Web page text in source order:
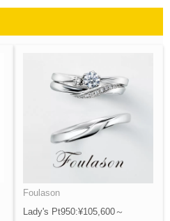
Foulason
Lady's Pt950:¥105,600～